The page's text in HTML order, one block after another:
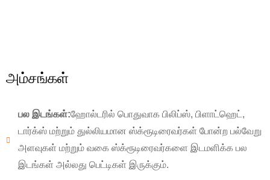
அம்சங்கள்
பல இடங்கள்:ஹோல்டரில் பொதுவாக பிலிப்ஸ், பிளாட்ஹெட்,
டார்க்ஸ் மற்றும் துல்லியமான ஸ்க்ரூடிரைவர்கள் போன்ற பல்வேறு
அளவுகள் மற்றும் வகை ஸ்க்ரூடிரைவர்களை இடமளிக்க பல
இடங்கள் அல்லது பெட்டிகள் இருக்கும்.